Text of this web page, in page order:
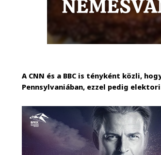
A CNN és a BBC is tényként közli,
Pennsylvaniában, ezzel pedig